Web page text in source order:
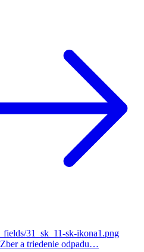
Zber a triedenie odpadu…